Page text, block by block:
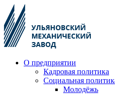
О предприятии
Кадровая политика
Социальная
Молодёжь